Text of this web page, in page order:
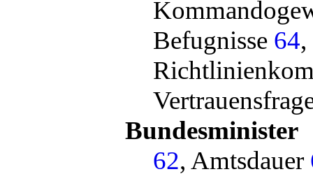
Befugnisse 64
Bundesminister
62, Amtsdauer